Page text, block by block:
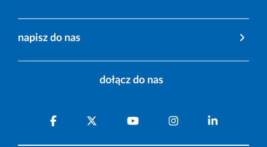
napisz do nas
dołącz do nas